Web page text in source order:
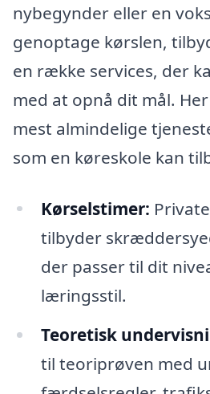
nybegynder eller en
genoptage kørslen,
en række services, der
med at opnå dit mål.
mest almindelige
som en køreskole kan
Kørselstimer:
tilbyder
der passer til dit
læringsstil.
Teoretisk
til teoriprøven med